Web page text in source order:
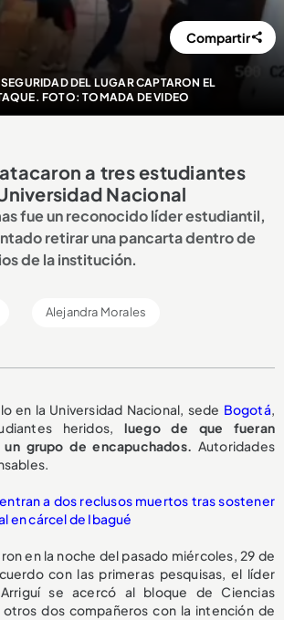
DEL LUGAR CAPTARON EL
FOTO: TOMADA DE VIDEO
Compartir
a tres estudiantes
Nacional
fue un reconocido líder estudiantil,
retirar una pancarta dentro de
de la institución.
Alejandra Morales
en la Universidad Nacional, sede Bogotá,
heridos, luego de que fueran
grupo de encapuchados. Autoridades
a dos reclusos muertos tras sostener
en cárcel de Ibagué
en la noche del pasado miércoles, 29 de
con las primeras pesquisas, el líder
se acercó al bloque de Ciencias
dos compañeros con la intención de